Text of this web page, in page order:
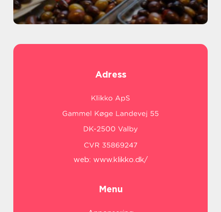
Adress
web: www.klikko.dk/
Menu